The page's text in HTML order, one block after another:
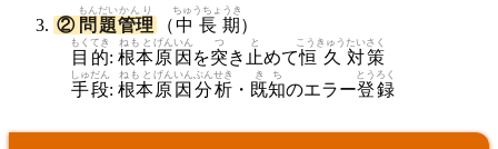
② 問題
もんだい
管理
かんり
（中長期
ちゅうちょうき
）
目的
もくてき
: 根本
ねもと
原因
げんいん
を突
つ
き 止
と
めて恒久
こうきゅう
対策
たいさく
手段
しゅだん
: 根本
ねもと
原因
げんいん
分析
ぶんせき
・ 既知
きち
のエラー登録
とうろく